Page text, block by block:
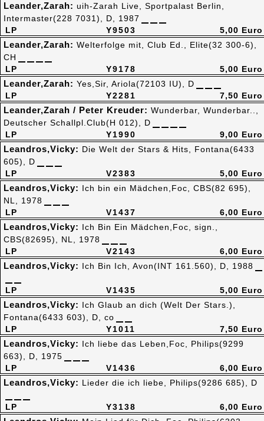
Y9503
LP
Leander,Zarah: uih-Zarah Live, Sportpalast Berlin,
Intermaster(228 7031), D, 1987
5,00 Euro
Y9178
LP
Leander,Zarah: Welterfolge mit, Club Ed., Elite(32 300-6),
CH
5,00 Euro
Y2281
LP
Leander,Zarah: Yes,Sir, Ariola(72103 IU), D
7,50 Euro
Y1990
LP
Leander,Zarah / Peter Kreuder: Wunderbar, Wunderbar..,
Deutscher Schallpl.Club(H 012), D
9,00 Euro
V2383
LP
Leandros,Vicky: Die Welt der Stars & Hits, Fontana(6433
605), D
5,00 Euro
V1437
LP
Leandros,Vicky: Ich bin ein Mädchen,Foc, CBS(82 695),
NL, 1978
6,00 Euro
V2143
LP
Leandros,Vicky: Ich Bin Ein Mädchen,Foc, sign.,
CBS(82695), NL, 1978
6,00 Euro
V1435
LP
Leandros,Vicky: Ich Bin Ich, Avon(INT 161.560), D, 1988
5,00 Euro
Y1011
LP
Leandros,Vicky: Ich Glaub an dich (Welt Der Stars.),
Fontana(6433 603), D, co
7,50 Euro
V1436
LP
Leandros,Vicky: Ich liebe das Leben,Foc, Philips(9299
663), D, 1975
6,00 Euro
Y3138
LP
Leandros,Vicky: Lieder die ich liebe, Philips(9286 685), D
6,00 Euro